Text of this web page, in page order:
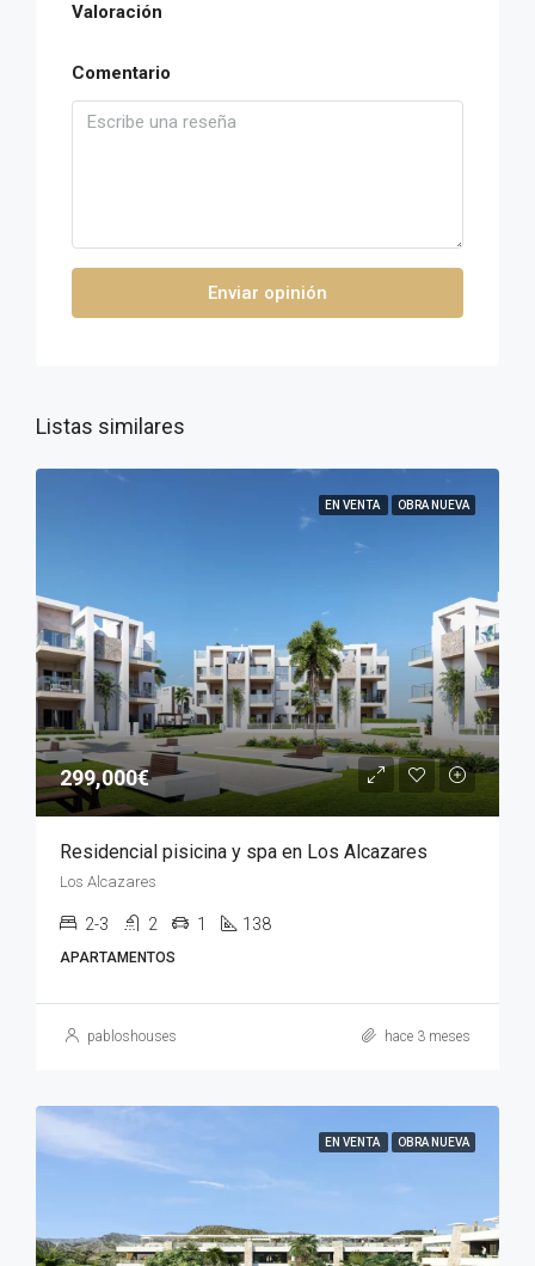
Valoración
Comentario
Enviar opinión
Listas similares
EN VENTA OBRA NUEVA
299,000€
Residencial pisicina y spa en Los Alcazares
Los Alcazares
2-3 2 1 138
APARTAMENTOS
pabloshouses hace 3 meses
EN VENTA OBRA NUEVA